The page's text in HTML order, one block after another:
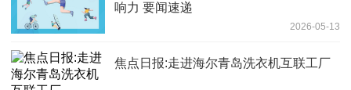
响力 要闻速递
2026-05-13
焦点日报:走进海尔青岛洗衣机互联工厂